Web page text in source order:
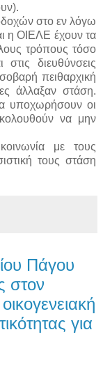
στο εν λόγω
η ΟΙΕΛΕ έχουν τα
τρόπους τόσο
διευθύνσεις
πειθαρχική
άλλαξαν στάση.
υποχωρήσουν οι
να μην
με τους
τους στάση
Πάγου
στον
για